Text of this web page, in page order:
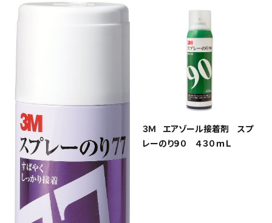
３Ｍ エアゾール接着剤 スプ
レーのり９０ ４３０ｍＬ